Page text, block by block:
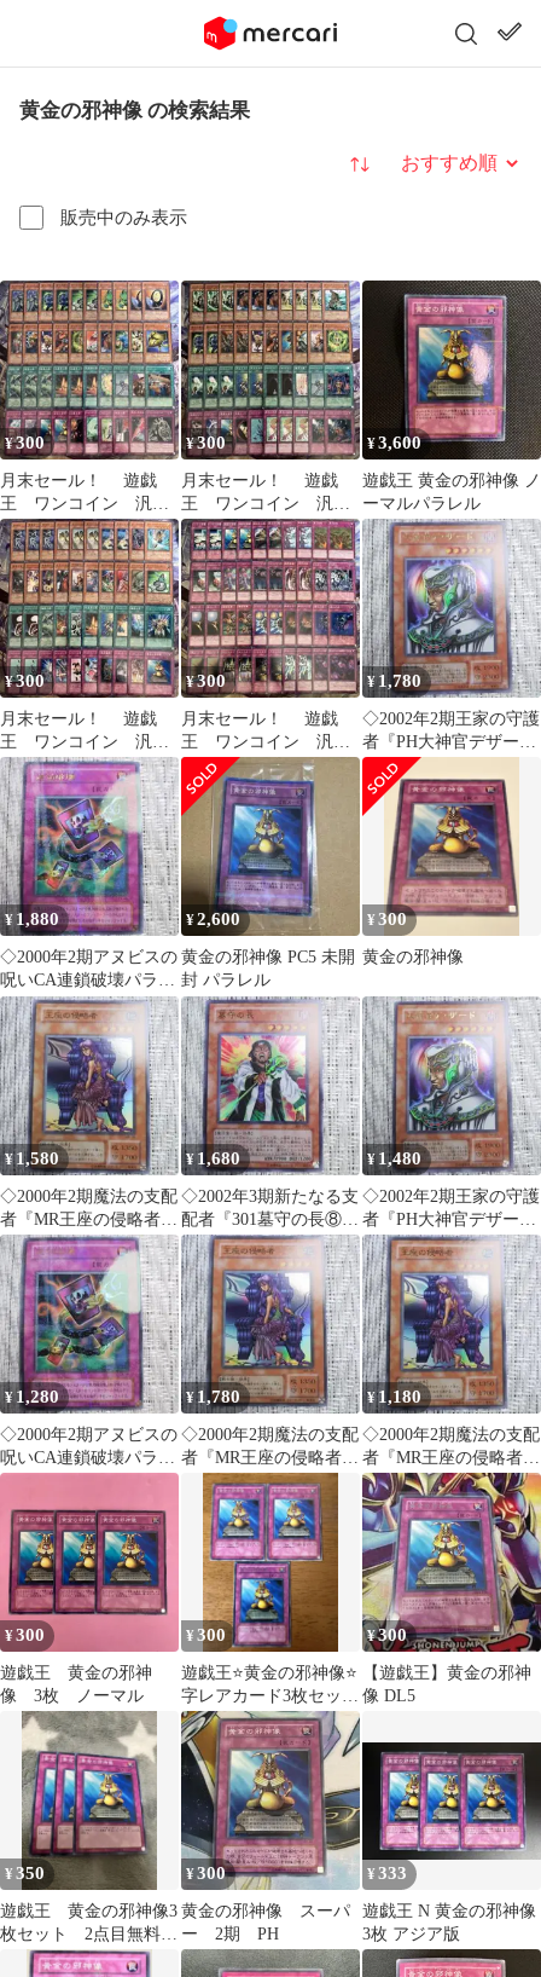
黄金の邪神像 の検索結果
販売中のみ表示
並び替え
¥300
月末セール！ 遊戯
王 ワンコイン 汎
用 セット 40枚 BS
¥300
月末セール！ 遊戯
王 ワンコイン 汎
用 セット 40枚 BT
¥3,600
遊戯王 黄金の邪神像 ノ
ーマルパラレル
¥300
月末セール！ 遊戯
王 ワンコイン 汎
用 セット 40枚 BR
¥300
月末セール！ 遊戯
王 ワンコイン 汎
用 セット 40枚 EB
¥ 1,780
◇2002年2期王家の守護
者『PH大神官デザード
②』絶版希少boxパック
収録
¥ 1,880
◇2000年2期アヌビスの
呪いCA連鎖破壊パラレ
ル②裏面印刷製造の横
線や一部凹み
¥2,600
黄金の邪神像 PC5 未開
封 パラレル
¥300
黄金の邪神像
¥ 1,580
◇2000年2期魔法の支配
者『MR王座の侵略者
③』縁欠け有
¥ 1,680
◇2002年3期新たなる支
配者『301墓守の長⑧』
レトロカード・ビンテ
ージ
¥ 1,480
◇2002年2期王家の守護
者『PH大神官デザー
ド』
¥1,280
◇2000年2期アヌビスの
呪いCA連鎖破壊パラレ
ル【状態悪い・凹み跡
¥1,780
◇2000年2期魔法の支配
者『MR王座の侵略者
②』
¥ 1,180
◇2000年2期魔法の支配
者『MR王座の侵略者』
質は新品に近いが上に
目立つ凹み跡
¥300
遊戯王 黄金の邪神
像 3枚 ノーマル
¥300
遊戯王⭐️黄金の邪神像⭐️
字レアカード3枚セット
⭐️美品
¥300
【遊戯王】黄金の邪神
像 DL5
¥350
遊戯王 黄金の邪神像3
枚セット 2点目無料
6345
¥300
黄金の邪神像 スーパ
ー 2期 PH
¥333
遊戯王 N 黄金の邪神像
3枚 アジア版